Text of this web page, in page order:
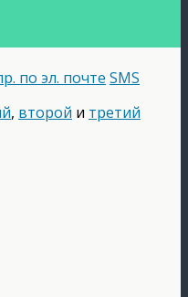
по эл. почте SMS
, второй и третий